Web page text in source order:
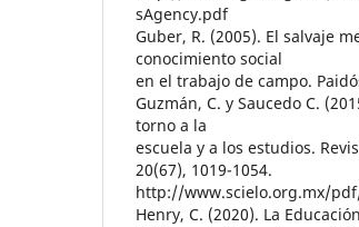
sAgency.pdf
Guber, R. (2005). El salvaje
conocimiento social
en el trabajo de campo.
Guzmán, C. y Saucedo C.
torno a la
escuela y a los estudios.
20(67), 1019-1054.
http://www.scielo.org.mx/
Henry, C. (2020). La